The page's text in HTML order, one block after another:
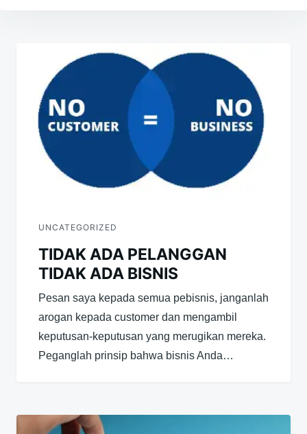
UNCATEGORIZED
TIDAK ADA PELANGGAN
TIDAK ADA BISNIS
Pesan saya kepada semua pebisnis, janganlah
arogan kepada customer dan mengambil
keputusan-keputusan yang merugikan mereka.
Peganglah prinsip bahwa bisnis Anda…